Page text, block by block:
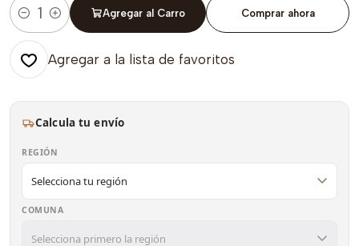
Cantidad
Agregar al Carro Comprar ahora
Agregar a la lista de favoritos
Calcula tu envío
REGIÓN
COMUNA